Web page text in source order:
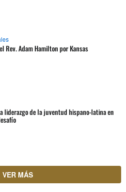
Rev. Adam Hamilton por Kansas
liderazgo de la juventud hispano-latina en
VER MÁS